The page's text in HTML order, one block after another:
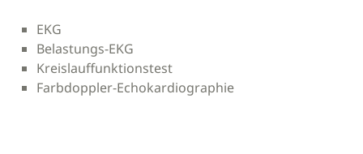
EKG
Belastungs-EKG
Kreislauffunktionstest
Farbdoppler-Echokardiographie